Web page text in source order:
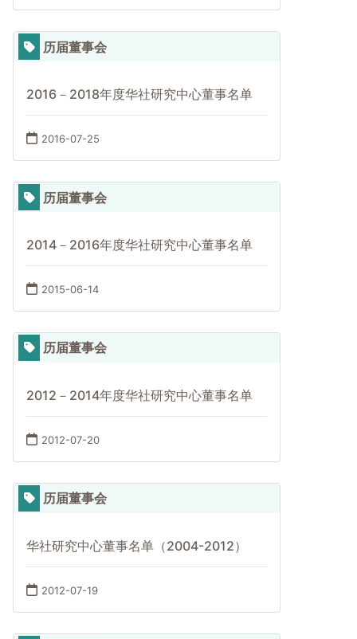
历届董事会
2016－2018年度华社研究中心董事名单
2016-07-25
历届董事会
2014－2016年度华社研究中心董事名单
2015-06-14
历届董事会
2012－2014年度华社研究中心董事名单
2012-07-20
历届董事会
华社研究中心董事名单（2004-2012）
2012-07-19